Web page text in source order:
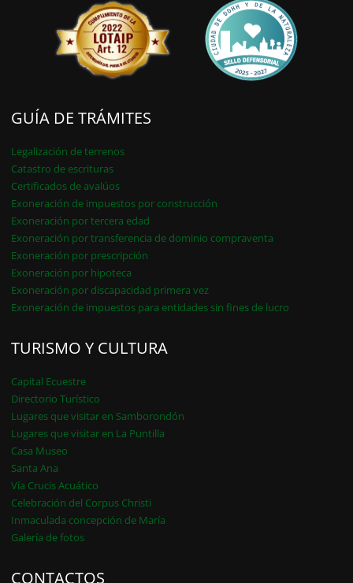
GUÍA DE TRÁMITES
Legalización de terrenos
Catastro de escrituras
Certificados de avalúos
Exoneración de impuestos por construcción
Exoneración por tercera edad
Exoneración por transferencia de dominio compraventa
Exoneración por prescripción
Exoneración por hipoteca
Exoneración por discapacidad primera vez
Exoneración de impuestos para entidades sin fines de lucro
TURISMO Y CULTURA
Capital Ecuestre
Directorio Turístico
Lugares que visitar en Samborondón
Lugares que visitar en La Puntilla
Casa Museo
Santa Ana
Vía Crucis Acuático
Celebración del Corpus Christi
Inmaculada concepción de María
Galería de fotos
CONTACTOS